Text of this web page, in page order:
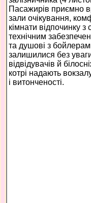
Пасажирів приємно
зали очікування,
кімнати відпочинку з
технічним
та душові з
залишилися без
відвідувачів й
котрі надають
і витонченості.